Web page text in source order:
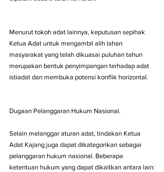
Menurut tokoh adat lainnya, keputusan sepihak
Ketua Adat untuk mengambil alih lahan
masyarakat yang telah dikuasai puluhan tahun
merupakan bentuk penyimpangan terhadap adat
istiadat dan membuka potensi konflik horizontal.
Dugaan Pelanggaran Hukum Nasional.
Selain melanggar aturan adat, tindakan Ketua
Adat Kajang juga dapat dikategorikan sebagai
pelanggaran hukum nasional. Beberapa
ketentuan hukum yang dapat dikaitkan antara lain: